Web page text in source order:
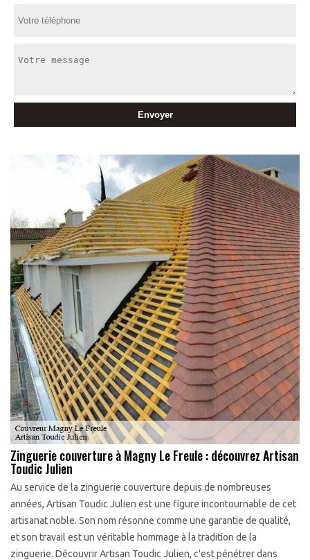
Zinguerie couverture à Magny Le Freule : découvrez Artisan
Toudic Julien
Au service de la zinguerie couverture depuis de nombreuses
années, Artisan Toudic Julien est une figure incontournable de cet
artisanat noble. Son nom résonne comme une garantie de qualité,
et son travail est un véritable hommage à la tradition de la
zinguerie. Découvrir Artisan Toudic Julien, c'est pénétrer dans